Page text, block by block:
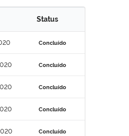
Status
Concluído
Concluído
Concluído
Concluído
Concluído